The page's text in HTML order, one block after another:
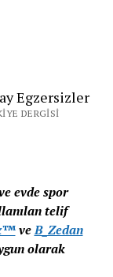
Egzersizler
DERGISI
evde spor
telif
veB_Zedan
olarak